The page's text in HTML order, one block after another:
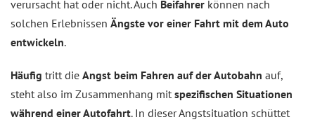
verursacht hat oder nicht. Auch Beifahrer können nach
solchen Erlebnissen Ängste vor einer Fahrt mit dem Auto
entwickeln.
Häufig tritt die Angst beim Fahren auf der Autobahn auf,
steht also im Zusammenhang mit spezifischen Situationen
während einer Autofahrt. In dieser Angstsituation schüttet